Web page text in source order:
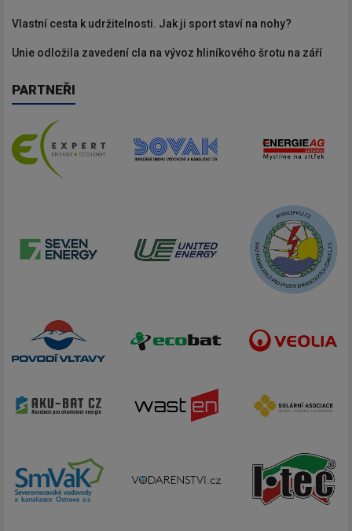
Vlastní cesta k udržitelnosti. Jak ji sport staví na nohy?
Unie odložila zavedení cla na vývoz hliníkového šrotu na září
PARTNEŘI